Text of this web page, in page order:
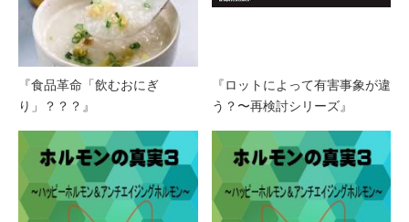
『食品革命「飲むおにぎ
り」？？？』
『ロットによって有害事象が違
う？〜再検討シリーズ』